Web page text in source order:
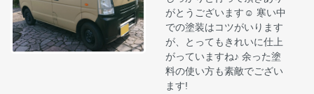
がとうございます☺ 寒い中
での塗装はコツがいります
が、とってもきれいに仕上
がっていますね♪ 余った塗
料の使い方も素敵でござい
ます!